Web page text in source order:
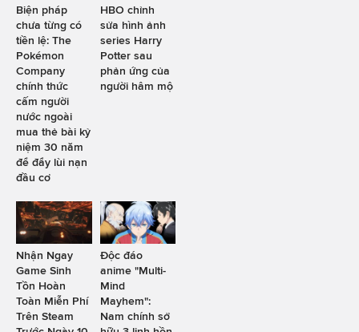
Biện pháp
chưa từng có
tiền lệ: The
Pokémon
Company
chính thức
cấm người
nước ngoài
mua thẻ bài kỷ
niệm 30 năm
để đẩy lùi nạn
đầu cơ
HBO chỉnh
sửa hình ảnh
series Harry
Potter sau
phản ứng của
người hâm mộ
Nhận Ngay
Game Sinh
Tồn Hoàn
Toàn Miễn Phí
Trên Steam
Độc đáo
anime "Multi-
Mind
Mayhem":
Nam chính sở